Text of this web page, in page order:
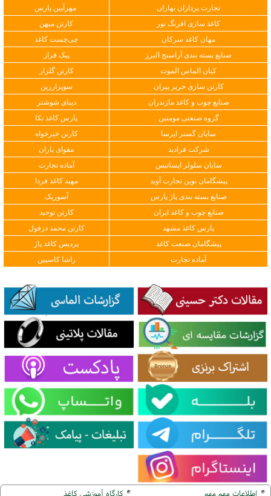
تجارت پردازان بهاران
مهرآیین پارس
کاغذ سازی افرنگ نور
کارتن میهن
مهان کاغذ سرکان
چی‌چست کاغذ
صنایع بسته بندی آراسنج البرز
پیک فراز
کیان الماس الموت
کارتن گلزار
کارتن سازی حریر پیران
سوپرارزین
صنایع چوب و کاغذ مازندران
دیبای شوشتر
گروه صنعتی مومنین
پارس کاغذ نکا
سایان گستر ایرسا
کارتن خیرخواه
شرکت فرادید
مقوای یاران
سایان سلولز ایساتیس
آماده تجارت
پیشگامان نوین تجارت آوید
مهبد کاغذ فردا
صنایع بسته بندی پاژ پارس
آسوریک
صنایع چوب و کاغذ ایران
کارتن توحید
پارس کاغذ مشهد
کارتن محمد دزفول
پیشگامان صنعت کاغذ
پردیس کاغذ پاژ
آماده تجارت
راشا کاسپین
اطلاعات مهم مهم کارگاه آموزشی کاغذ